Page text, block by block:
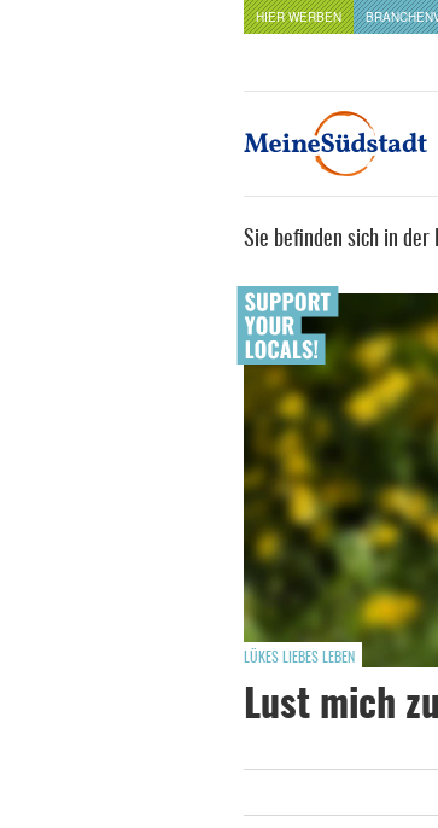
HIER WERBEN
Sie befinden sich in der
LÜKES LIEBES LEBEN
Lust mich